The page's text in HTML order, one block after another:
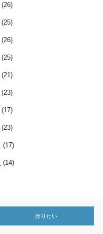
(26)
(25)
(26)
(25)
(21)
(23)
(17)
(23)
(17)
(14)
売りたい